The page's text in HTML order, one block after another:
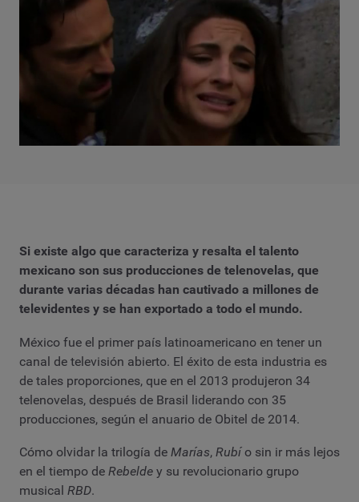
Si existe algo que caracteriza y resalta el talento
mexicano son sus producciones de telenovelas, que
durante varias décadas han cautivado a millones de
televidentes y se han exportado a todo el mundo.
México fue el primer país latinoamericano en tener un
canal de televisión abierto. El éxito de esta industria es
de tales proporciones, que en el 2013 produjeron 34
telenovelas, después de Brasil liderando con 35
producciones, según el anuario de Obitel de 2014.
Cómo olvidar la trilogía de Marías, Rubío sin ir más lejos
en el tiempo de Rebelde y su revolucionario grupo
musical RBD.